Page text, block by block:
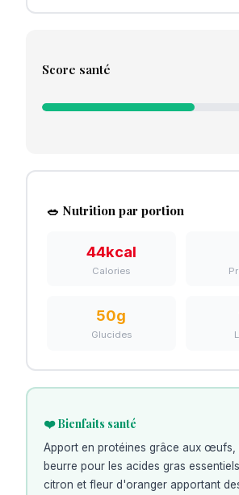
Score santé
🥗 Nutrition par portion
44kcal
Calories
50g
Glucides
❤️ Bienfaits santé
Apport en protéines grâce aux œufs,
beurre pour les acides gras
citron et fleur d'oranger apportant